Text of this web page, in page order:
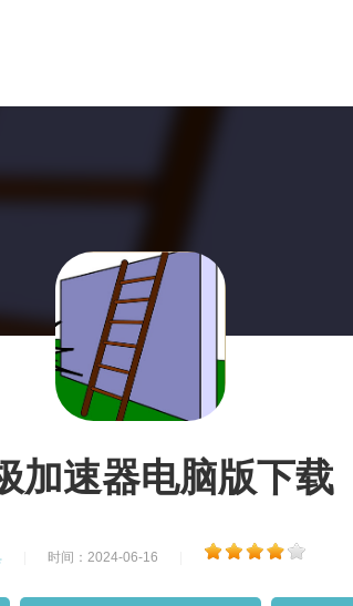
加速器电脑版下载
时间：2024-06-16